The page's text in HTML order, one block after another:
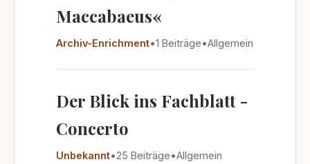
Maccabaeus«
Archiv-Enrichment•1 Beiträge•Allgemein
Der Blick ins Fachblatt -
Concerto
Unbekannt•25 Beiträge•Allgemein